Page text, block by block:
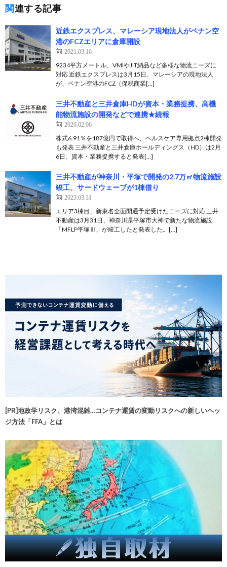
関連する記事
近鉄エクスプレス、マレーシア現地法人がペナン空
港のFCZエリアに倉庫開設
2021.03.16
9234平方メートル、VMIやJIT納品など多様な物流ニーズに
対応 近鉄エクスプレスは3月15日、マレーシアの現地法人
が、ペナン空港のFCZ（保税商業[…]
三井不動産と三井倉庫HDが資本・業務提携、高機
能物流施設の開発などで連携★続報
2026.02.06
株式6.91％を187億円で取得へ、ヘルスケア専用拠点2棟開発
も発表 三井不動産と三井倉庫ホールディングス（HD）は2月
6日、資本・業務提携すると発表[…]
三井不動産が神奈川・平塚で開発の2.7万㎡物流施設
竣工、サードウェーブが1棟借り
2023.03.31
エリア3棟目、新東名全面開通予定受けたニーズに対応 三井
不動産は3月31日、神奈川県平塚市大神で新たな物流施設
「MFLP平塚Ⅲ」が竣工したと発表した。[…]
[PR]地政学リスク、港湾混雑…コンテナ運賃の変動リスクへの新しいヘッ
ジ方法「FFA」とは